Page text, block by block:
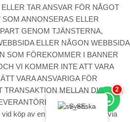
TAR ANSVAR FÖR NÅGOT
ANNONSERAS ELLER
GENOM TJÄNSTERNA,
ELLER NÅGON WEBBSIDA
SOM FÖREKOMMER I BANNER
VI KOMMER INTE ATT VARA
VARA ANSVARIGA FÖR
TRANSAKTION MELLAN DIG OCH
AV PRODUKTER
köp av en produkt eller tjänst via
2
Svenska